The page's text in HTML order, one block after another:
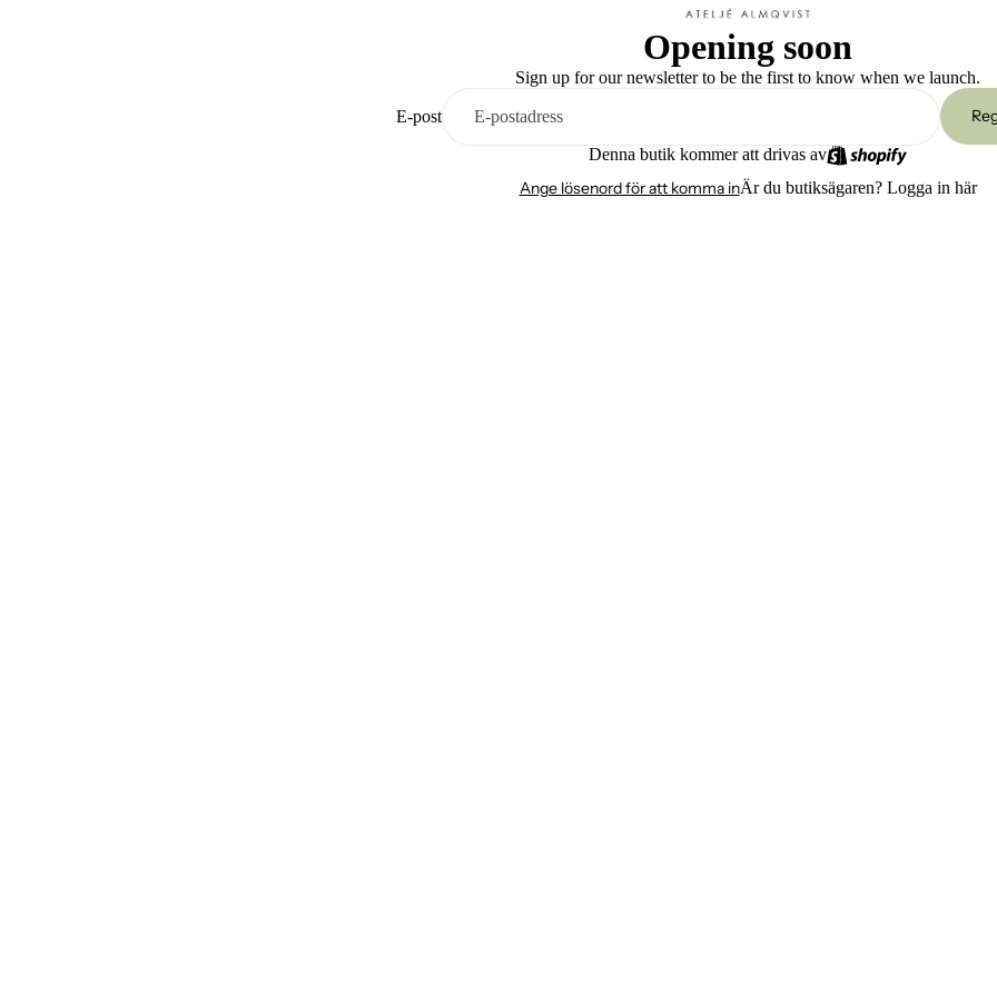
Opening soon
Sign up for our newsletter to be the first to know when we launch.
E-post
Denna butik kommer att drivas av
Ange lösenord för att komma inÄr du butiksägaren? Logga in här